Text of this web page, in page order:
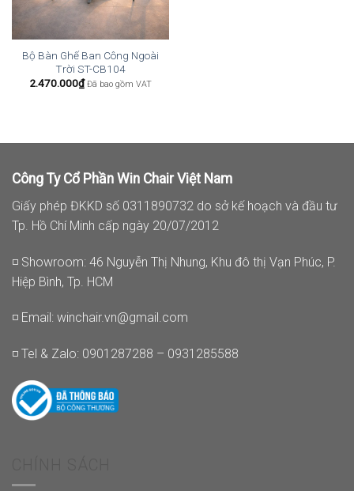
Bộ Bàn Ghế Ban Công Ngoài
Trời ST-CB104
2.470.000₫ Đã bao gồm VAT
Công Ty Cổ Phần Win Chair Việt Nam
Giấy phép ĐKKD số 0311890732 do sở kế hoạch và đầu tư
Tp. Hồ Chí Minh cấp ngày 20/07/2012
◽ Showroom: 46 Nguyễn Thị Nhung, Khu đô thị Vạn Phúc, P.
Hiệp Bình, Tp. HCM
◽ Email: winchair.vn@gmail.com
◽ Tel & Zalo: 0901287288 – 0931285588